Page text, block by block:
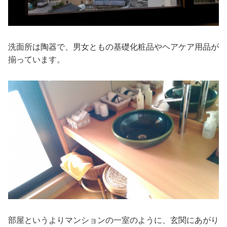
洗面所は陶器で、男女ともの基礎化粧品やヘアケア用品が
揃っています。
部屋というよりマンションの一室のように、玄関にあがり